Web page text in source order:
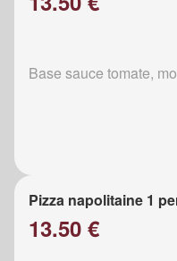
Base sauce tomate,
Pizza napolitaine 1
13.50 €